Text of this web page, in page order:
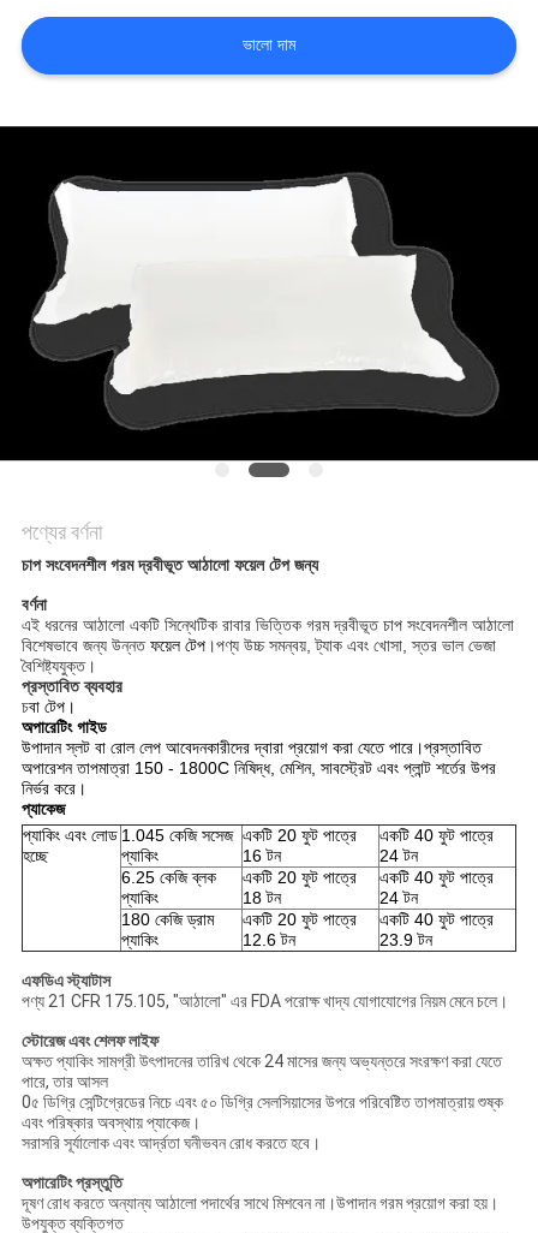
খবর
একটি
উদ্ধৃতি
অনুরোধ
সাইট
গোপনীয়তা
ভালো দাম
পণ্যের বর্ণনা
চাপ সংবেদনশীল গরম দ্রবীভূত আঠালো ফয়েল টেপ জন্য
বর্ণনা
এই ধরনের আঠালো একটি সিন্থেটিক রাবার ভিত্তিক গরম দ্রবীভূত চাপ সংবেদনশীল আঠালো
বিশেষভাবে জন্য উন্নতফয়েল টেপ।পণ্য উচ্চ সমন্বয়, ট্যাক এবং খোসা, স্তর ভাল ভেজা
বৈশিষ্ট্যযুক্ত।
প্রস্তাবিত ব্যবহার
চবা টেপ।
অপারেটিং গাইড
উপাদান স্লট বা রোল লেপ আবেদনকারীদের দ্বারা প্রয়োগ করা যেতে পারে।প্রস্তাবিত
অপারেশন তাপমাত্রা 150 - 1800C নিষিদ্ধ, মেশিন, সাবস্ট্রেট এবং প্লান্ট শর্তের উপর
নির্ভর করে।
প্যাকেজ
প্যাকিং এবং লোড
হচ্ছে
1.045 কেজি সসেজ
প্যাকিং
একটি 20 ফুট পাত্রে
16 টন
একটি 40 ফুট পাত্রে
24 টন
6.25 কেজি ব্লক
প্যাকিং
একটি 20 ফুট পাত্রে
18 টন
একটি 40 ফুট পাত্রে
24 টন
180 কেজি ড্রাম
প্যাকিং
একটি 20 ফুট পাত্রে
12.6 টন
একটি 40 ফুট পাত্রে
23.9 টন
এফডিএ স্ট্যাটাস
পণ্য 21 CFR 175.105, "আঠালো" এর FDA পরোক্ষ খাদ্য যোগাযোগের নিয়ম মেনে চলে।
স্টোরেজ এবং শেলফ লাইফ
অক্ষত প্যাকিং সামগ্রী উৎপাদনের তারিখ থেকে 24 মাসের জন্য অভ্যন্তরে সংরক্ষণ করা যেতে
পারে, তার আসল
0৫ ডিগ্রি সেন্টিগ্রেডের নিচে এবং ৫০ ডিগ্রি সেলসিয়াসের উপরে পরিবেষ্টিত তাপমাত্রায় শুষ্ক
এবং পরিষ্কার অবস্থায় প্যাকেজ।
সরাসরি সূর্যালোক এবং আর্দ্রতা ঘনীভবন রোধ করতে হবে।
অপারেটিং প্রস্তুতি
দূষণ রোধ করতে অন্যান্য আঠালো পদার্থের সাথে মিশবেন না।উপাদান গরম প্রয়োগ করা হয়।
উপযুক্ত ব্যক্তিগত